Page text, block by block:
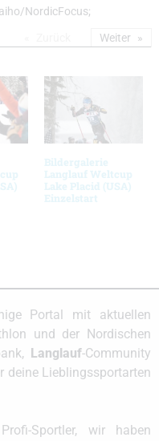
NordicFocus;
Bildergalerie
Langlauf Weltcup
Lake Placid (USA)
Einzelstart
Weiter
Portal mit aktuellen
und der Nordischen
Langlauf-Community
deine Lieblingssportarten
Sportler, wir haben